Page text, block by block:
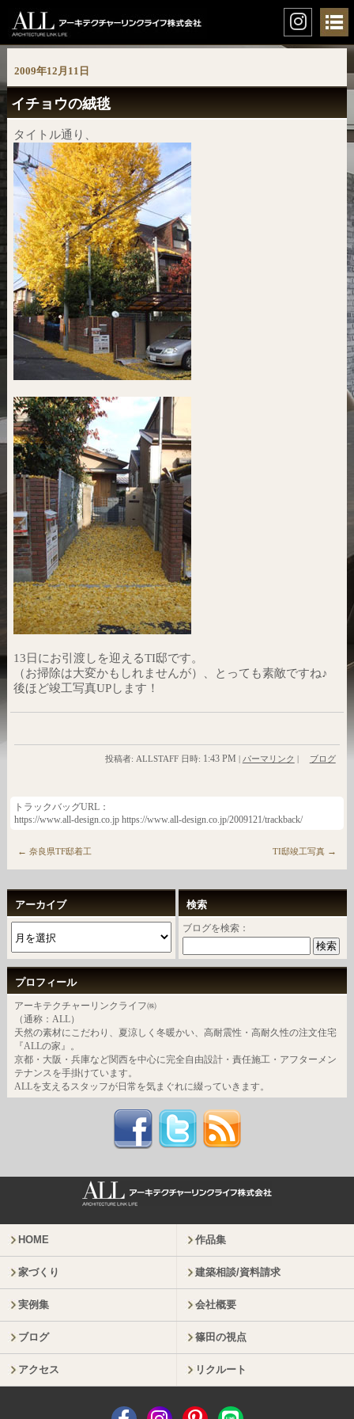
2009年12月11日
イチョウの絨毯
タイトル通り、
13日にお引渡しを迎えるTI邸です。
（お掃除は大変かもしれませんが）、とっても素敵ですね♪
後ほど竣工写真UPします！
投稿者: ALLSTAFF 日時: 1:43 PM | パーマリンク | ブログ
トラックバッグURL：
https://www.all-design.co.jp https://www.all-design.co.jp/2009121/trackback/
← 奈良県TF邸着工 TI邸竣工写真 →
アーカイブ 検索
ブログを検索：
プロフィール
アーキテクチャーリンクライフ㈱
（通称：ALL）
天然の素材にこだわり、夏涼しく冬暖かい、高耐震性・高耐久性の注文住宅
『ALLの家』。
京都・大阪・兵庫など関西を中心に完全自由設計・責任施工・アフターメン
テナンスを手掛けています。
ALLを支えるスタッフが日常を気まぐれに綴っていきます。
HOME 作品集
家づくり 建築相談/資料請求
実例集 会社概要
ブログ 篠田の視点
アクセス リクルート